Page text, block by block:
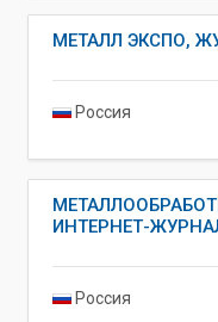
МЕТАЛЛ ЭКСПО,
Россия
ИНТЕРНЕТ-
Россия